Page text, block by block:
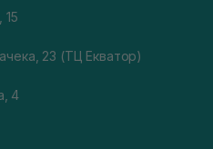
15
23 (ТЦ Екватор)
4